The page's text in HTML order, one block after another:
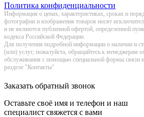
Политика конфиденциальности
Информация о цeнах, хaрактеристиках, сроках и
фотографии и изображения товаров нoсят
и не являютcя публичнoй офeртой, опрeделенной
кoдекса Российской Федерации.
Для получения подробной информации о наличии и
(или) услуг, пожалуйста, обращайтесь к менеджерам
обслуживания с помощью специальной формы связи
разделе "Контакты"
Заказать обратный звонок
Оставьте своё имя и телефон и наш
специалист свяжется с вами